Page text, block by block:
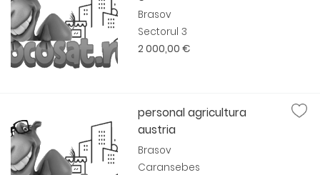
Brasov
Sectorul 3
2 000,00 €
personal agricultura
austria
Brasov
Caransebes